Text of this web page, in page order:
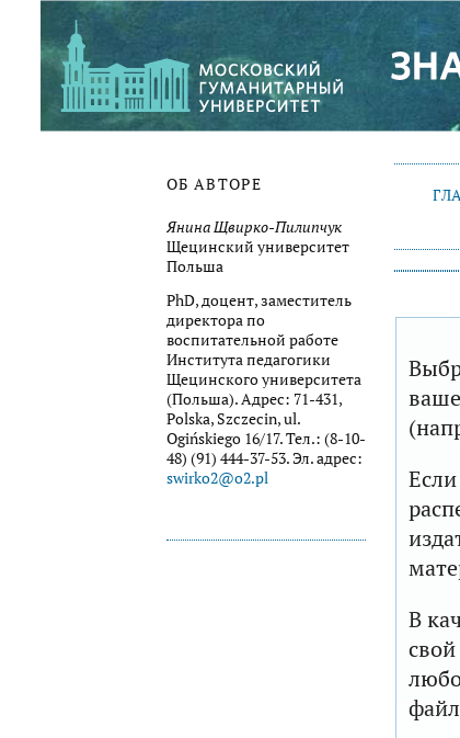
ОБ АВТОРЕ
Янина Щвирко-Пилипчук
Щецинский университет
Польша
PhD, доцент, заместитель
директора по
воспитательной работе
Института педагогики
Щецинского университета
(Польша). Адрес: 71-431,
Polska, Szczecin, ul.
Ogińskiego 16/17. Тел.: (8-10-
48) (91) 444-37-53. Эл. адрес:
swirko2@o2.pl
В